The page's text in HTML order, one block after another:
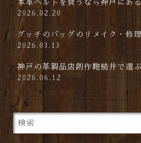
本革ベルトを買うなら神戸にあ
2026.02.20
グッチのバッグのリメイク・修理
2026.03.13
神戸の革製品店創作鞄槌井で選
2026.06.12